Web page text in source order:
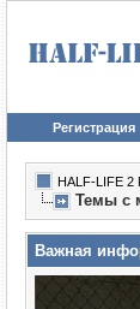
Регистрация
HALF-LIFE 2
Темы с
Важная